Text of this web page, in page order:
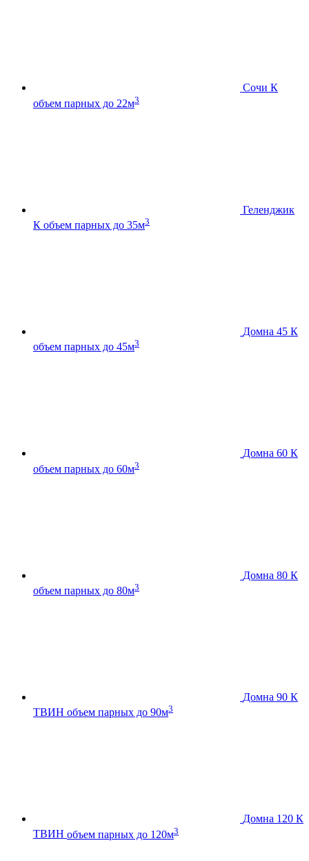
Сочи К
объем парных до 22м3
Геленджик
К объем парных до 35м3
Домна 45 К
объем парных до 45м3
Домна 60 К
объем парных до 60м3
Домна 80 К
объем парных до 80м3
Домна 90 К
ТВИН объем парных до 90м3
Домна 120 К
ТВИН объем парных до 120м3